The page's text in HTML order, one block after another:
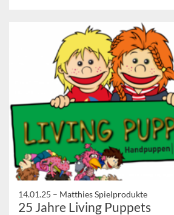
14.01.25 – Matthies Spielprodukte
25 Jahre Living Puppets